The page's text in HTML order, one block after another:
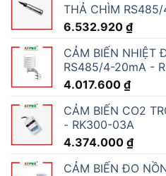
THẢ CHÌM
6.532.920 ₫
CẢM BIẾN NHIỆT
RS485/4-20mA -
4.017.600 ₫
CẢM BIẾN CO2
- RK300-03A
4.374.000 ₫
CẢM BIẾN ĐO